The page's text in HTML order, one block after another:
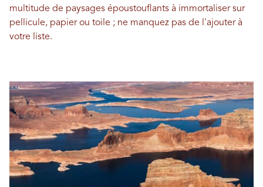
multitude de paysages époustouflants à immortaliser sur
pellicule, papier ou toile ; ne manquez pas de l'ajouter à
votre liste.